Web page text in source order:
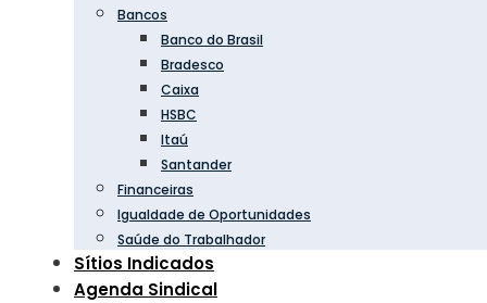
Bancos
Banco do Brasil
Bradesco
Caixa
HSBC
Itaú
Santander
Financeiras
Igualdade de Oportunidades
Saúde do Trabalhador
Sítios Indicados
Agenda Sindical